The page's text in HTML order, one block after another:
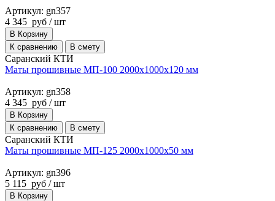
Артикул: gn357
4 345 руб / шт
В Корзину
К сравнению
В смету
Саранский КТИ
Маты прошивные МП-100 2000х1000х120 мм
Артикул: gn358
4 345 руб / шт
В Корзину
К сравнению
В смету
Саранский КТИ
Маты прошивные МП-125 2000х1000х50 мм
Артикул: gn396
5 115 руб / шт
В Корзину